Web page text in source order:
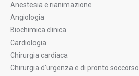
Anestesia e rianimazione
Angiologia
Biochimica clinica
Cardiologia
Chirurgia cardiaca
Chirurgia d'urgenza e di pronto soccorso